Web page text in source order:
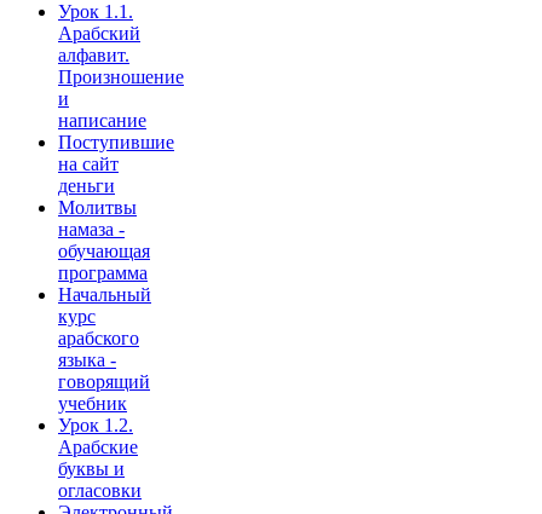
Урок 1.1.
Арабский
алфавит.
Произношение
и
написание
Поступившие
на сайт
деньги
Молитвы
намаза -
обучающая
программа
Начальный
курс
арабского
языка -
говорящий
учебник
Урок 1.2.
Арабские
буквы и
огласовки